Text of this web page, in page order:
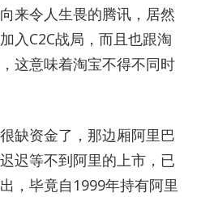
来令人生畏的腾讯，居然
入C2C战局，而且也跟淘
这意味着淘宝不得不同时
缺资金了，那边厢阿里巴
迟等不到阿里的上市，已
，毕竟自1999年持有阿里